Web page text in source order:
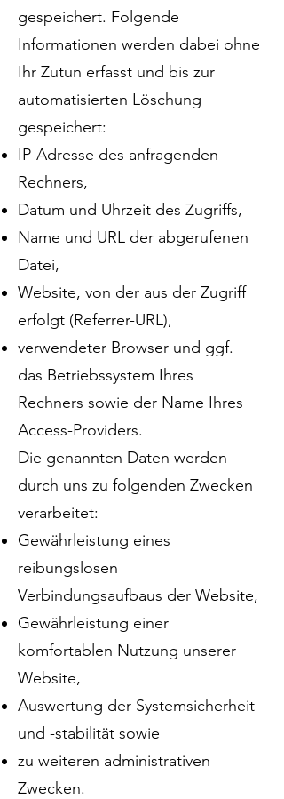
gespeichert. Folgende
Informationen werden dabei ohne
Ihr Zutun erfasst und bis zur
automatisierten Löschung
gespeichert:
IP-Adresse des anfragenden
Rechners,
Datum und Uhrzeit des Zugriffs,
Name und URL der abgerufenen
Datei,
Website, von der aus der Zugriff
erfolgt (Referrer-URL),
verwendeter Browser und ggf.
das Betriebssystem Ihres
Rechners sowie der Name Ihres
Access-Providers.
Die genannten Daten werden
durch uns zu folgenden Zwecken
verarbeitet:
Gewährleistung eines
reibungslosen
Verbindungsaufbaus der Website,
Gewährleistung einer
komfortablen Nutzung unserer
Website,
Auswertung der Systemsicherheit
und -stabilität sowie
zu weiteren administrativen
Zwecken.